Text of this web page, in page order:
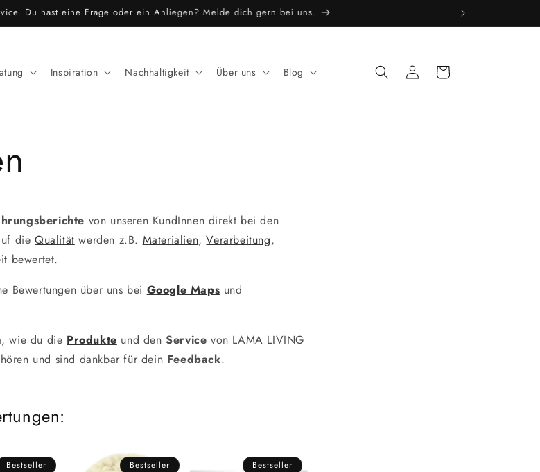
Du hast eine Frage oder ein Anliegen? Melde dich gern bei uns.
Inspiration Nachhaltigkeit Über uns Blog EinloggenWarenkorb
von unseren KundInnen direkt bei den
dieQualität werden z.B. Materialien,Verarbeitung,
bewertet.
Bewertungen über uns bei Google Maps und
wie du die Produkte und denService von LAMA LIVING
und sind dankbar für dein Feedback.
Bestseller Bestseller Bestseller